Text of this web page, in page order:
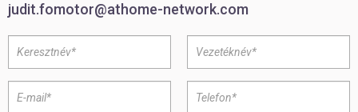
judit.fomotor@athome-network.com